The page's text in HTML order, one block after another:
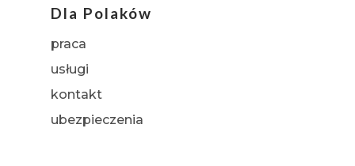
Dla Polaków
praca
usługi
kontakt
ubezpieczenia